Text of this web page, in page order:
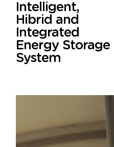
Intelligent,
Hibrid and
Integrated
Energy Storage
System